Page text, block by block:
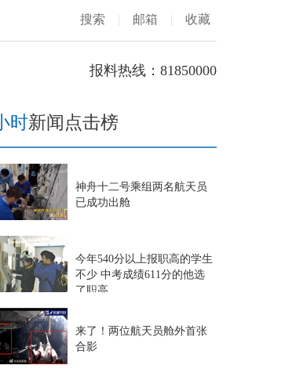
搜索 | 邮箱 | 收藏
报料热线：81850000
时新闻点击榜
神舟十二号乘组两名航天员
已成功出舱
今年540分以上报职高的学生
不少 中考成绩611分的他选
了职高
来了！两位航天员舱外首张
合影